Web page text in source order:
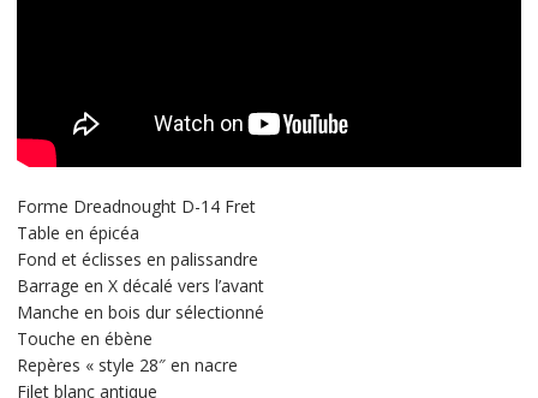
Forme Dreadnought D-14 Fret
Table en épicéa
Fond et éclisses en palissandre
Barrage en X décalé vers l’avant
Manche en bois dur sélectionné
Touche en ébène
Repères « style 28″ en nacre
Filet blanc antique